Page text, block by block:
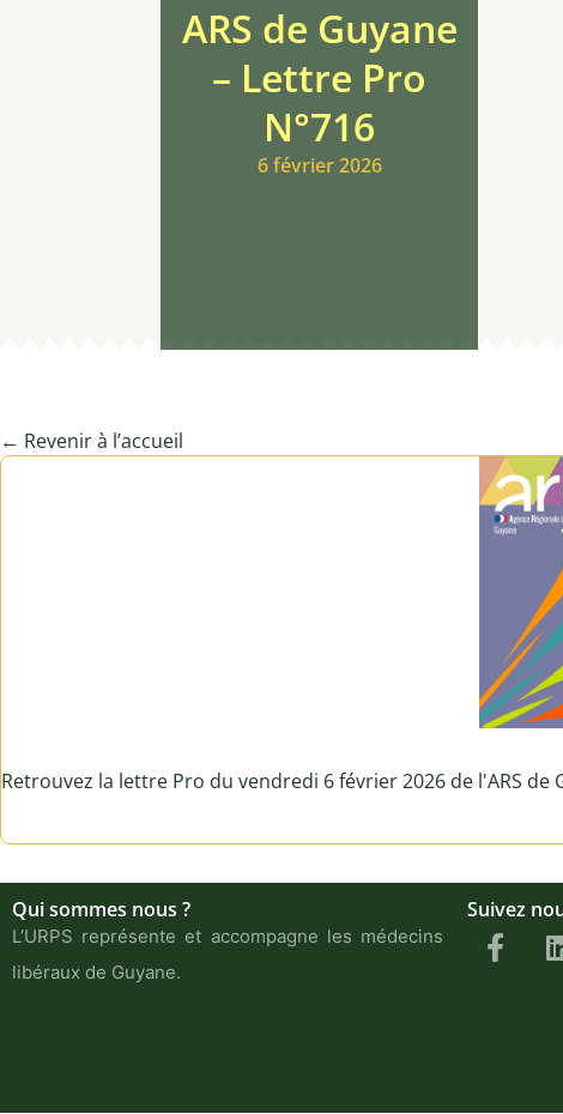
ARS de Guyane
– Lettre Pro
N°716
6 février 2026
← Revenir à l’accueil
Retrouvez la lettre Pro du vendredi 6 février 2026 de l'ARS de
Qui sommes nous ?
L’URPS représente et accompagne les médecins
libéraux de Guyane.
Suivez